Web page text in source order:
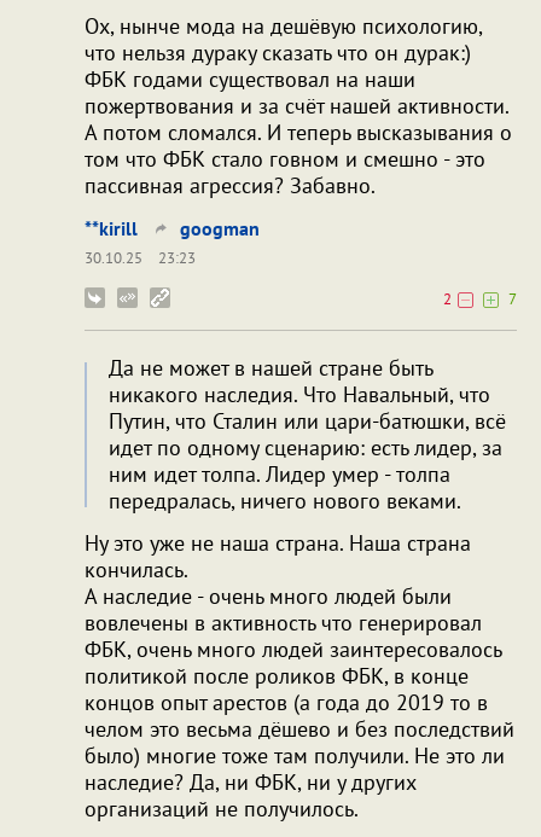
Ох, нынче мода на дешёвую психологию,
что нельзя дураку сказать что он дурак:)
ФБК годами существовал на наши
пожертвования и за счёт нашей активности.
А потом сломался. И теперь высказывания о
том что ФБК стало говном и смешно - это
пассивная агрессия? Забавно.
**kirill googman
30.10.25
23:23
2
7
Да не может в нашей стране быть
никакого наследия. Что Навальный, что
Путин, что Сталин или цари-батюшки, всё
идет по одному сценарию: есть лидер, за
ним идет толпа. Лидер умер - толпа
передралась, ничего нового веками.
Ну это уже не наша страна. Наша страна
кончилась.
А наследие - очень много людей были
вовлечены в активность что генерировал
ФБК, очень много людей заинтересовалось
политикой после роликов ФБК, в конце
концов опыт арестов (а года до 2019 то в
челом это весьма дёшево и без последствий
было) многие тоже там получили. Не это ли
наследие? Да, ни ФБК, ни у других
организаций не получилось.